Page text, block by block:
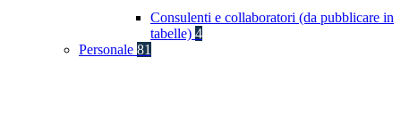
Consulenti e collaboratori (da pubblicare in
tabelle) 4
Personale 81